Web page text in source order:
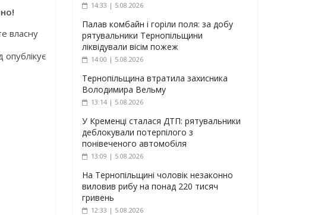
власну
14:33 | 5.08.2026
Палав комбайн і горіли поля: за добу
рятувальники Тернопільщини
ліквідували вісім пожеж
14:00 | 5.08.2026
Тернопільщина втратила захисника
Володимира Вельму
13:14 | 5.08.2026
У Кременці сталася ДТП: рятувальники
деблокували потерпілого з
понівеченого автомобіля
13:09 | 5.08.2026
На Тернопільщині чоловік незаконно
виловив рибу на понад 220 тисяч
гривень
12:33 | 5.08.2026